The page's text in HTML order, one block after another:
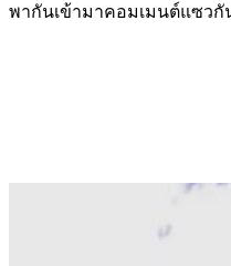
พากันเข้ามาคอมเมนต์แซวกั